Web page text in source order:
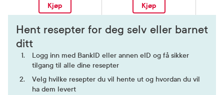
Kjøp Kjøp
Hent resepter for deg selv eller barnet
ditt
Logg inn med BankID eller annen eID og få sikker
tilgang til alle dine resepter
Velg hvilke resepter du vil hente ut og hvordan du vil
ha dem levert